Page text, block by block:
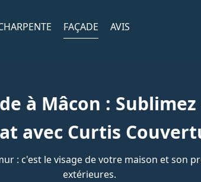
FAÇADE AVIS
à Mâcon :
avec Curtis
: c'est le visage de votre maison et son
extérieures.